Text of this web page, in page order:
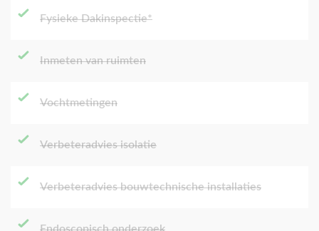
Fysieke Dakinspectie*
Inmeten van ruimten
Vochtmetingen
Verbeteradvies isolatie
Verbeteradvies bouwtechnische installaties